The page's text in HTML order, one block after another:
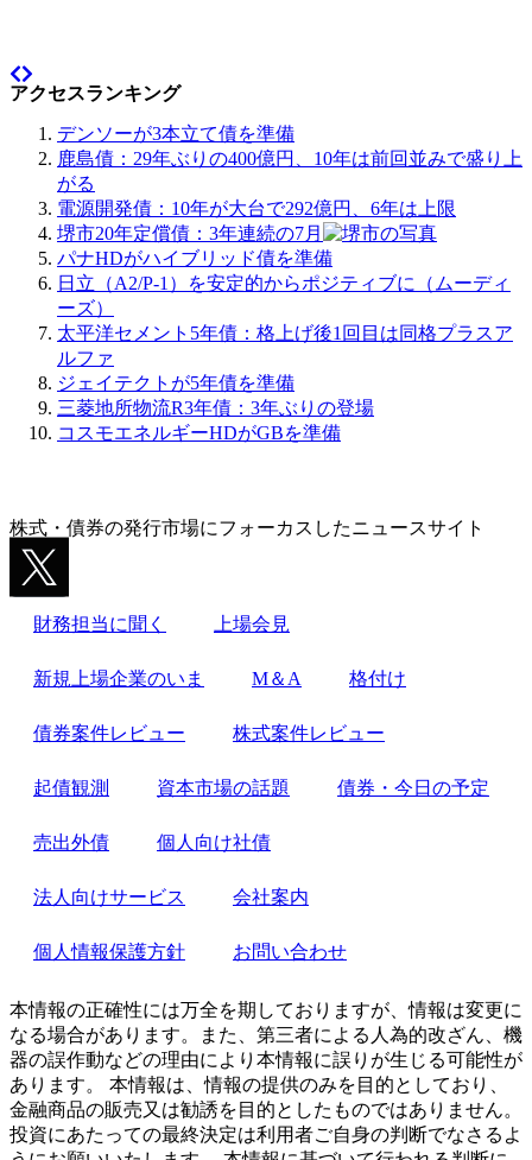
アクセスランキング
デンソーが3本立て債を準備
鹿島債：29年ぶりの400億円、10年は前回並みで盛り上
がる
電源開発債：10年が大台で292億円、6年は上限
堺市20年定償債：3年連続の7月
パナHDがハイブリッド債を準備
日立（A2/P-1）を安定的からポジティブに（ムーディ
ーズ）
太平洋セメント5年債：格上げ後1回目は同格プラスア
ルファ
ジェイテクトが5年債を準備
三菱地所物流R3年債：3年ぶりの登場
コスモエネルギーHDがGBを準備
株式・債券の発行市場にフォーカスしたニュースサイト
財務担当に聞く 上場会見
新規上場企業のいま M＆A 格付け
債券案件レビュー 株式案件レビュー
起債観測 資本市場の話題 債券・今日の予定
売出外債 個人向け社債
法人向けサービス 会社案内
個人情報保護方針 お問い合わせ
本情報の正確性には万全を期しておりますが、情報は変更に
なる場合があります。また、第三者による人為的改ざん、機
器の誤作動などの理由により本情報に誤りが生じる可能性が
あります。 本情報は、情報の提供のみを目的としており、
金融商品の販売又は勧誘を目的としたものではありません。
投資にあたっての最終決定は利用者ご自身の判断でなさるよ